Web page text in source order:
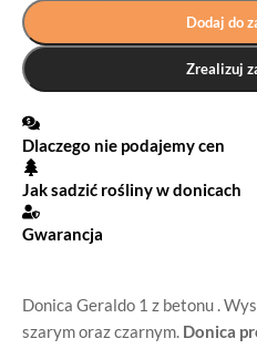
Donica Geraldo 1 z betonu .
szarym oraz czarnym. Donica
Dodaj do
Zrealizuj
Dlaczego nie podajemy cen
Jak sadzić rośliny w donicach
Gwarancja